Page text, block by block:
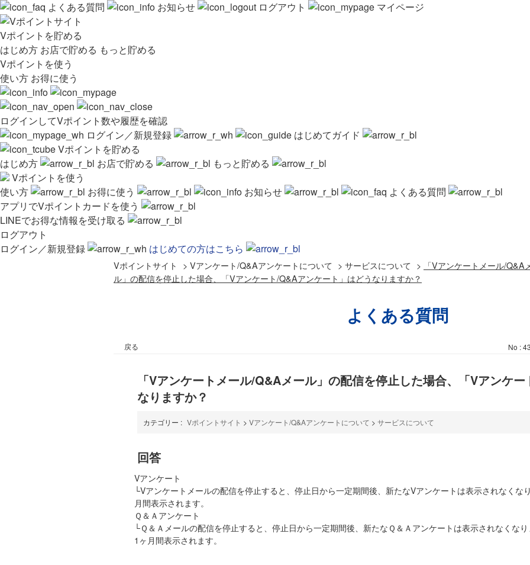
よくある質問 お知らせ ログアウト マイページ
Vポイントを貯める
はじめ方 お店で貯める もっと貯める
Vポイントを使う
使い方 お得に使う
ログインしてVポイント数や履歴を確認
ログイン／新規登録
はじめてガイド
Vポイントを貯める
はじめ方
お店で貯める
もっと貯める
Vポイントを使う
使い方
お得に使う お知らせ
よくある質問
アプリでVポイントカードを使う
LINEでお得な情報を受け取る
ログアウト
ログイン／新規登録
はじめての方はこちら
Vポイントサイト > Vアンケート/Q&Aアンケートについて > サービスについて >
「Vアンケートメール/Q&A
ル」の配信を停止した場合、「Vアンケート/Q&Aアンケート」はどうなりますか？
よくある質問
戻る No :
「Vアンケートメール/Q&Aメール」の配信を停止した場合、「Vアンケ
なりますか？
カテゴリー : Vポイントサイト > Vアンケート/Q&Aアンケートについて > サービスについて
回答
Vアンケート
└Vアンケートメールの配信を停止すると、停止日から一定期間後、新たなVアンケートは表示されなくな
月間表示されます。
Ｑ＆Ａアンケート
└Ｑ＆Ａメールの配信を停止すると、停止日から一定期間後、新たなＱ＆Ａアンケートは表示されなくな
1ヶ月間表示されます。